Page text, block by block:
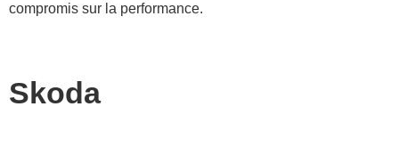
compromis sur la performance.
Skoda